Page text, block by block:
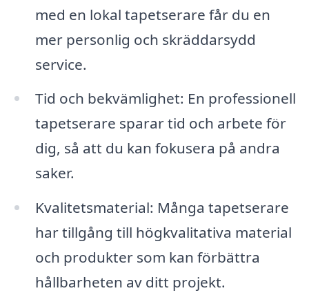
med en lokal tapetserare får du en
mer personlig och skräddarsydd
service.
Tid och bekvämlighet: En professionell
tapetserare sparar tid och arbete för
dig, så att du kan fokusera på andra
saker.
Kvalitetsmaterial: Många tapetserare
har tillgång till högkvalitativa material
och produkter som kan förbättra
hållbarheten av ditt projekt.